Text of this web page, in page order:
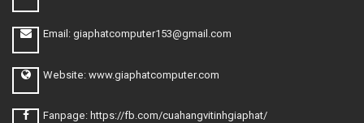
Email: giaphatcomputer153@gmail.com
Website: www.giaphatcomputer.com
Fanpage: https://fb.com/cuahangvitinhgiaphat/